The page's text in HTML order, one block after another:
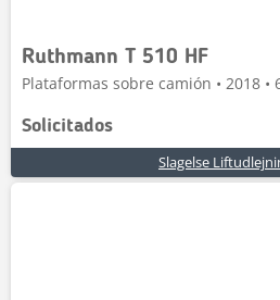
Ruthmann T 510 HF
Plataformas sobre camión • 2018 •
Solicitados
Slagelse